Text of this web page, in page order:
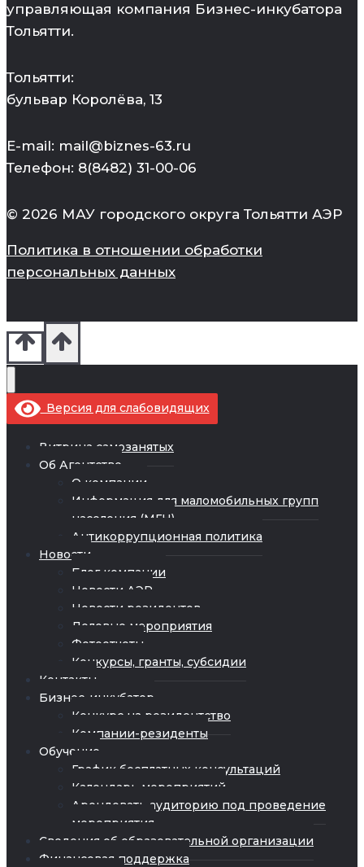
управляющая компания Бизнес-инкубатора
Тольятти.
Тольятти:
бульвар Королёва, 13
E-mail: mail@biznes-63.ru
Телефон: 8(8482) 31-00-06
© 2026 МАУ городского округа Тольятти АЭР
Политика в отношении обработки
персональных данных
Версия для слабовидящих
Витрина самозанятых
Об Агентстве
О компании
Информация для маломобильных групп
населения (МГН)
Антикоррупционная политика
Новости
Блог компании
Новости АЭР
Новости резидентов
Деловые мероприятия
Фотоотчеты
Конкурсы, гранты, субсидии
Контакты
Бизнес-инкубатор
Конкурс на резидентство
Компании-резиденты
Обучение
График бесплатных консультаций
Календарь мероприятий
Арендовать аудиторию под проведение
мероприятия
Сведения об образовательной организации
Финансовая поддержка